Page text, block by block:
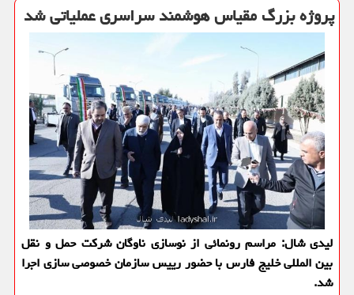
پروژه بزرگ مقیاس هوشمند سراسری عملیاتی شد
لیدی شال: مراسم رونمائی از نوسازی ناوگان شرکت حمل و نقل
بین المللی خلیج فارس با حضور رییس سازمان خصوصی سازی اجرا
شد.